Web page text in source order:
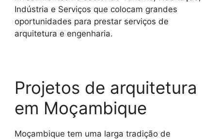
Indústria e Serviços que colocam grandes
oportunidades para prestar serviços de
arquitetura e engenharia.
Projetos de arquitetura
em Moçambique
Moçambique tem uma larga tradição de